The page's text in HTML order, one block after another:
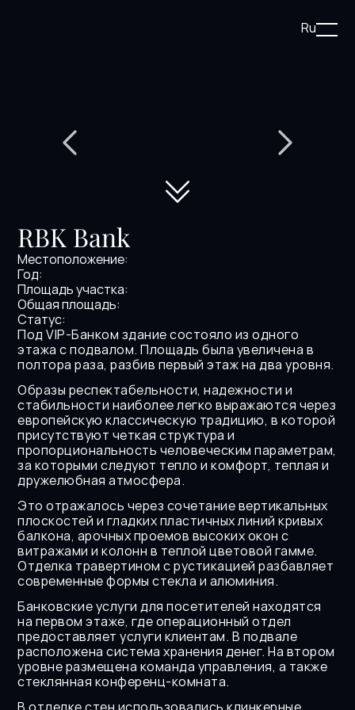
Ru
RBK Bank
Местоположение:
Год:
Площадь участка:
Общая площадь:
Статус:
Под VIP-Банком здание состояло из одного
этажа с подвалом. Площадь была увеличена в
полтора раза, разбив первый этаж на два уровня.
Образы респектабельности, надежности и
стабильности наиболее легко выражаются через
европейскую классическую традицию, в которой
присутствуют четкая структура и
пропорциональность человеческим параметрам,
за которыми следуют тепло и комфорт, теплая и
дружелюбная атмосфера.
Это отражалось через сочетание вертикальных
плоскостей и гладких пластичных линий кривых
балкона, арочных проемов высоких окон с
витражами и колонн в теплой цветовой гамме.
Отделка травертином с рустикацией разбавляет
современные формы стекла и алюминия.
Банковские услуги для посетителей находятся
на первом этаже, где операционный отдел
предоставляет услуги клиентам. В подвале
расположена система хранения денег. На втором
уровне размещена команда управления, а также
стеклянная конференц-комната.